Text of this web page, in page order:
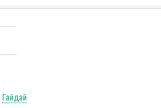
Гайдай